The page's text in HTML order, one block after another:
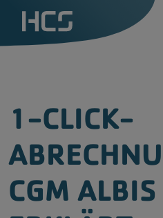
CGM one
Digitale Aufklärung mit
Zusatzlösungen
Telematikinfrastruktur
1-CLICK-
CGM